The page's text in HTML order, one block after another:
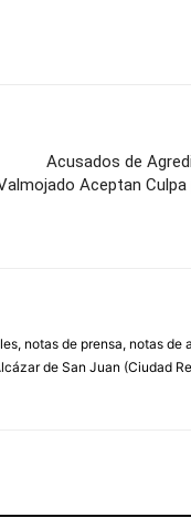
Acusados de
Aceptan Culpa
notas de prensa, notas de
de San Juan (Ciudad